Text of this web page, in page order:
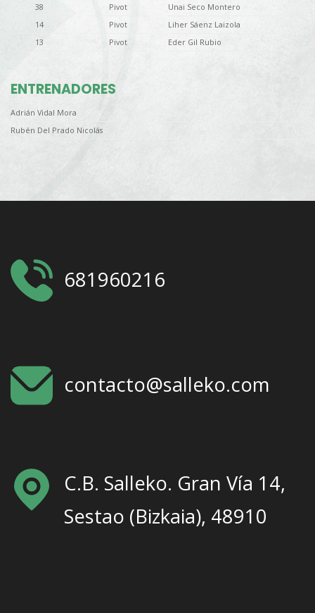
38
14
13
Pivot
Pivot
Pivot
Unai Seco Montero
Liher Sáenz Laizola
Eder Gil Rubio
ENTRENADORES
Adrián Vidal Mora
Rubén Del Prado Nicolás
681960216
contacto@salleko.com
C.B. Salleko. Gran Vía 14,
Sestao (Bizkaia), 48910